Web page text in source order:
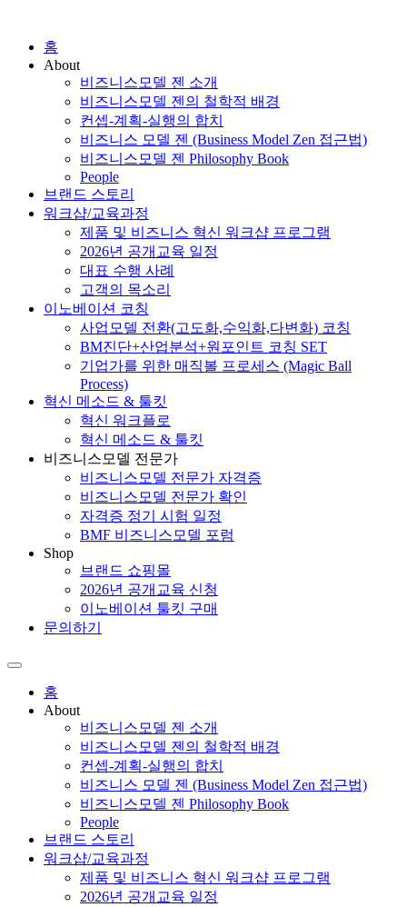
홈
About
비즈니스모델 젠 소개
비즈니스모델 젠의 철학적 배경
컨셉-계획-실행의 합치
비즈니스 모델 젠 (Business Model Zen 접근법)
비즈니스모델 젠 Philosophy Book
People
브랜드 스토리
워크샵/교육과정
제품 및 비즈니스 혁신 워크샵 프로그램
2026년 공개교육 일정
대표 수행 사례
고객의 목소리
이노베이션 코칭
사업모델 전환(고도화,수익화,다변화) 코칭
BM진단+산업분석+원포인트 코칭 SET
기업가를 위한 매직볼 프로세스 (Magic Ball
Process)
혁신 메소드 & 툴킷
혁신 워크플로
혁신 메소드 & 툴킷
비즈니스모델 전문가
비즈니스모델 전문가 자격증
비즈니스모델 전문가 확인
자격증 정기 시험 일정
BMF 비즈니스모델 포럼
Shop
브랜드 쇼핑몰
2026년 공개교육 신청
이노베이션 툴킷 구매
문의하기
홈
About
비즈니스모델 젠 소개
비즈니스모델 젠의 철학적 배경
컨셉-계획-실행의 합치
비즈니스 모델 젠 (Business Model Zen 접근법)
비즈니스모델 젠 Philosophy Book
People
브랜드 스토리
워크샵/교육과정
제품 및 비즈니스 혁신 워크샵 프로그램
2026년 공개교육 일정